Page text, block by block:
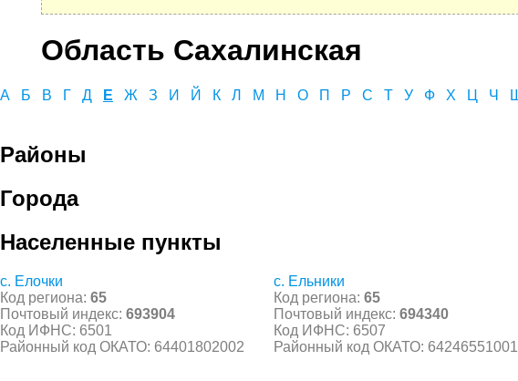
Область Сахалинская
А Б В Г Д Е Ж З И Й К Л М Н О П Р С Т У Ф Х Ц Ч Ш
Районы
Города
Населенные пункты
с. Елочки
Код региона: 65
Почтовый индекс: 693904
Код ИФНС: 6501
Районный код ОКАТО: 64401802002
с. Ельники
Код региона: 65
Почтовый индекс: 694340
Код ИФНС: 6507
Районный код ОКАТО: 64246551001